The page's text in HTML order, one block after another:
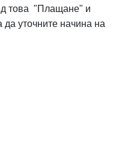
това "Плащане" и
уточните начина на